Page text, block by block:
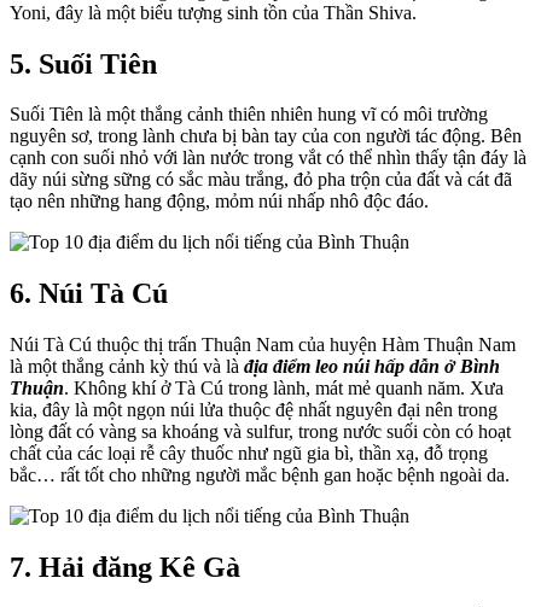
Yoni, đây là một biểu tượng sinh tồn của Thần Shiva.
5. Suối Tiên
Suối Tiên là một thắng cảnh thiên nhiên hung vĩ có môi trường
nguyên sơ, trong lành chưa bị bàn tay của con người tác động. Bên
cạnh con suối nhỏ với làn nước trong vắt có thể nhìn thấy tận đáy là
dãy núi sừng sững có sắc màu trắng, đỏ pha trộn của đất và cát đã
tạo nên những hang động, mỏm núi nhấp nhô độc đáo.
6. Núi Tà Cú
Núi Tà Cú thuộc thị trấn Thuận Nam của huyện Hàm Thuận Nam
là một thắng cảnh kỳ thú và là địa điểm leo núi hấp dẫn ở Bình
Thuận. Không khí ở Tà Cú trong lành, mát mẻ quanh năm. Xưa
kia, đây là một ngọn núi lửa thuộc đệ nhất nguyên đại nên trong
lòng đất có vàng sa khoáng và sulfur, trong nước suối còn có hoạt
chất của các loại rễ cây thuốc như ngũ gia bì, thần xạ, đỗ trọng
bắc… rất tốt cho những người mắc bệnh gan hoặc bệnh ngoài da.
7. Hải đăng Kê Gà